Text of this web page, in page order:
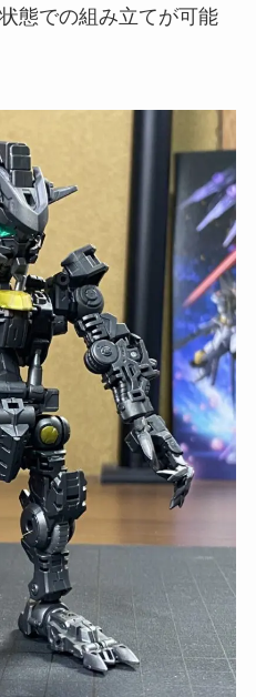
態での組み立てが可能